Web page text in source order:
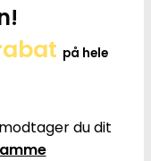
på hele
du dit